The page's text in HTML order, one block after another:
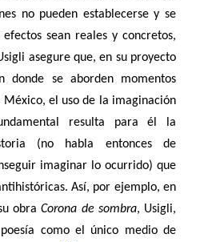
no pueden establecerse y se
sean reales y concretos,
asegure que, en su proyecto
se aborden momentos
el uso de la imaginación
resulta para él la
(no habla entonces de
imaginar lo ocurrido) que
Así, por ejemplo, en
obraCorona de sombra, Usigli,
como el único medio de